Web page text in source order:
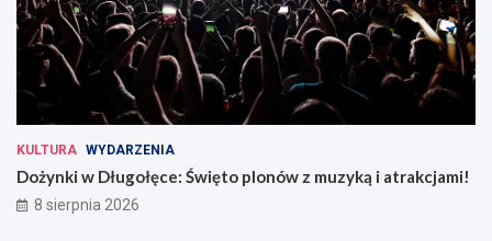
KULTURA WYDARZENIA
Dożynki w Długołęce: Święto plonów z muzyką i atrakcjami!
8 sierpnia 2026